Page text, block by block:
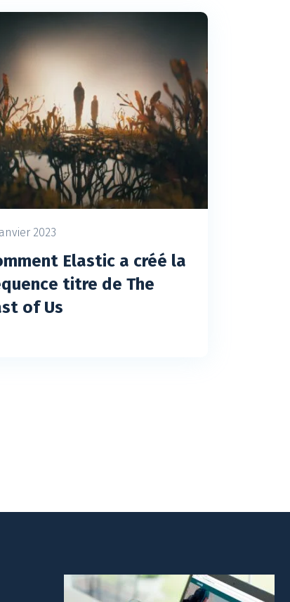
2023
Elastic a créé la
titre de The
of Us